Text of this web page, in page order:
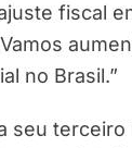
fiscal
no Brasil.”
seu